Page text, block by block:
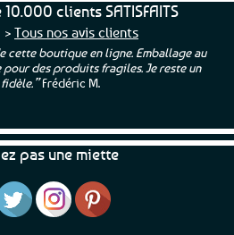
clients SATISFAITS
> Tous nos avis clients
cette boutique en ligne. Emballage au
des produits fragiles. Je reste un
Frédéric M.
pas une miette